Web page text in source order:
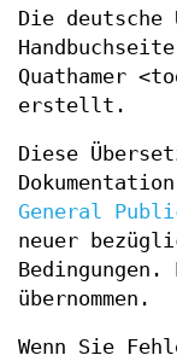
Die deutsche
Quathamer
erstellt.
Diese
General
neuer
Bedingungen.
übernommen.
Wenn Sie